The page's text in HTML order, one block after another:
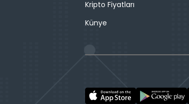
Kripto Fiyatları
Künye